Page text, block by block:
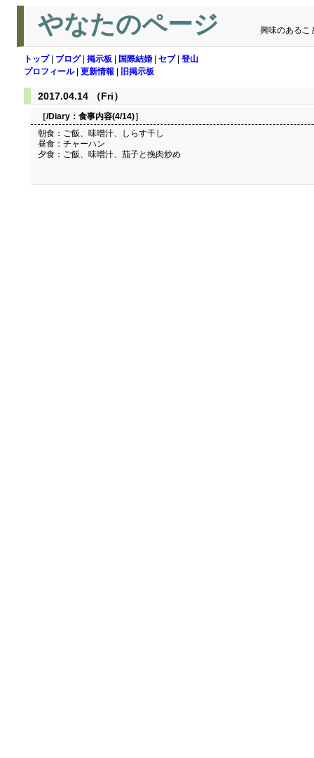
やなたのページ 興味のあるこ
トップ| ブログ| 掲示板 国際結婚 セブ| 登山
プロフィール| 更新情報 旧掲示板
2017.04.14 （Fri）
［/Diary： 食事内容(4/14)］
朝食：ご飯、味噌汁、しらす干し
昼食：チャーハン
夕食：ご飯、味噌汁、茄子と挽肉炒め